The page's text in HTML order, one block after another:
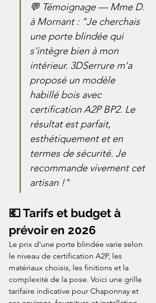
💬 Témoignage — Mme D.
à Mornant : "Je cherchais
une porte blindée qui
s'intègre bien à mon
intérieur. 3DSerrure m'a
proposé un modèle
habillé bois avec
certification A2P BP2. Le
résultat est parfait,
esthétiquement et en
termes de sécurité. Je
recommande vivement cet
artisan !"
💶 Tarifs et budget à
prévoir en 2026
Le prix d'une porte blindée varie selon
le niveau de certification A2P, les
matériaux choisis, les finitions et la
complexité de la pose. Voici une grille
tarifaire indicative pour Chaponnay et